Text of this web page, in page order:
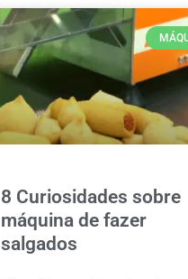
8 Curiosidades sobre
máquina de fazer
salgados